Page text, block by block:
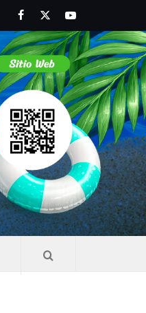
FacebookTwitterYoutube